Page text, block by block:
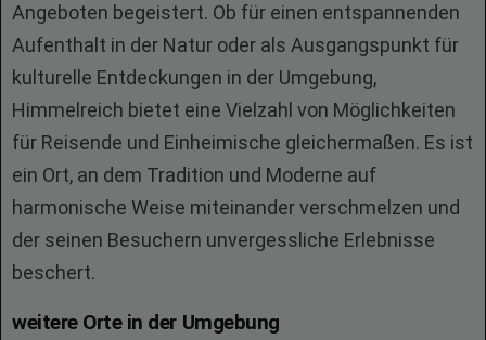
Angeboten begeistert. Ob für einen entspannenden
Aufenthalt in der Natur oder als Ausgangspunkt für
kulturelle Entdeckungen in der Umgebung,
Himmelreich bietet eine Vielzahl von Möglichkeiten
für Reisende und Einheimische gleichermaßen. Es ist
ein Ort, an dem Tradition und Moderne auf
harmonische Weise miteinander verschmelzen und
der seinen Besuchern unvergessliche Erlebnisse
beschert.
weitere Orte in der Umgebung